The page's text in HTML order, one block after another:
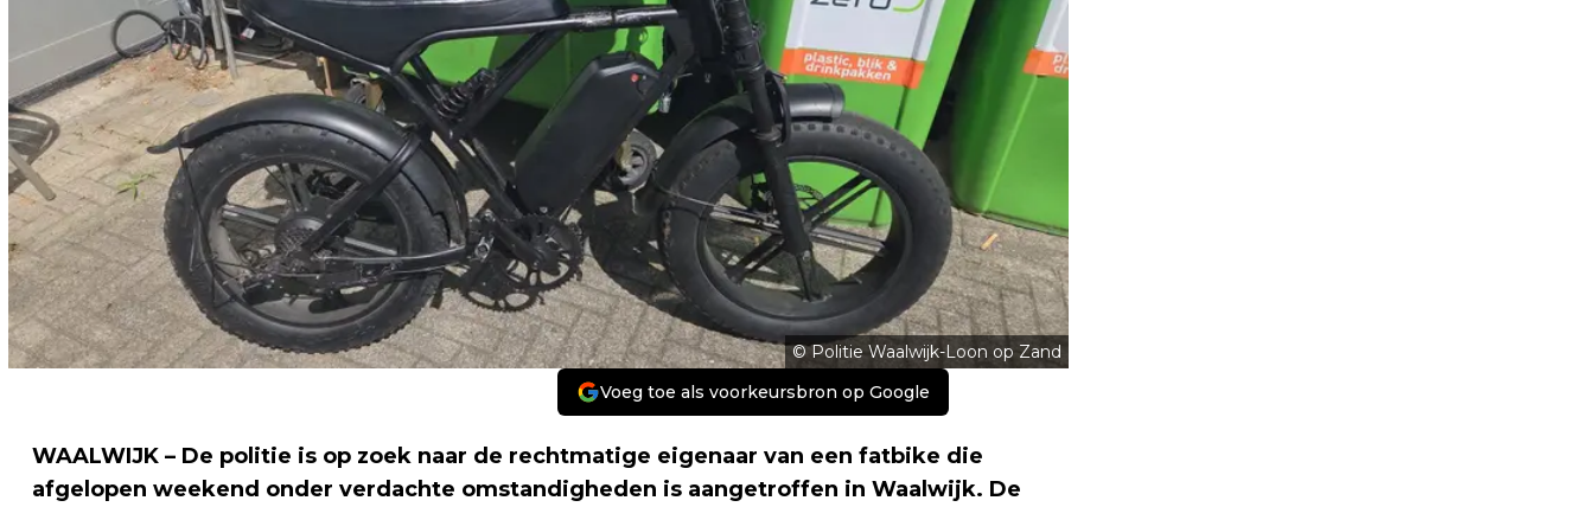
© Politie Waalwijk-Loon op Zand
Voeg toe als voorkeursbron op Google
WAALWIJK – De politie is op zoek naar de rechtmatige eigenaar van een fatbike die
afgelopen weekend onder verdachte omstandigheden is aangetroffen in Waalwijk. De